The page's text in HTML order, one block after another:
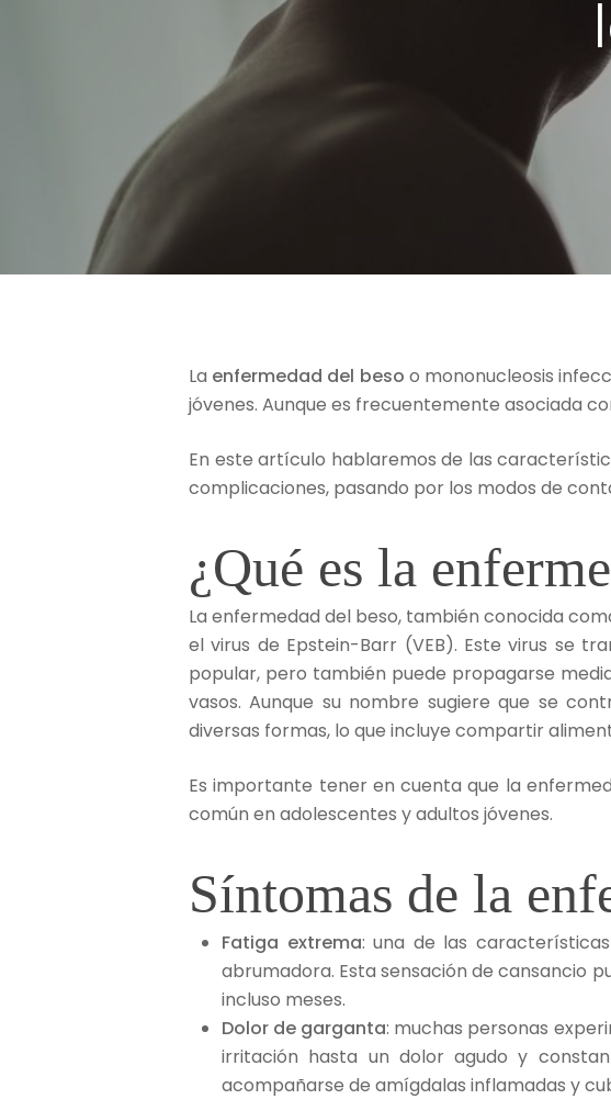
La enfermedad del beso o mononucleosis
jóvenes. Aunque es frecuentemente asociada
En este artículo hablaremos de las
complicaciones, pasando por los modos de
¿Qué es la
La enfermedad del beso, también conocida
el virus de Epstein-Barr (VEB). Este virus se
popular, pero también puede propagarse
vasos. Aunque su nombre sugiere que se
diversas formas, lo que incluye compartir
Es importante tener en cuenta que la
común en adolescentes y adultos jóvenes.
Síntomas de la
Fatiga extrema: una de las
abrumadora. Esta sensación de cansancio
incluso meses.
Dolor de garganta: muchas personas
irritación hasta un dolor agudo y
acompañarse de amígdalas inflamadas y